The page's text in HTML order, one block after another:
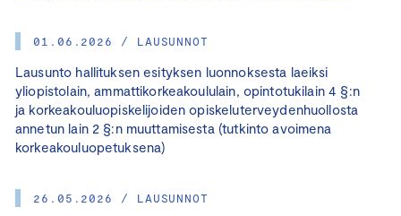
01.06.2026 / LAUSUNNOT
Lausunto hallituksen esityksen luonnoksesta laeiksi
yliopistolain, ammattikorkeakoululain, opintotukilain 4 §:n
ja korkeakouluopiskelijoiden opiskeluterveydenhuollosta
annetun lain 2 §:n muuttamisesta (tutkinto avoimena
korkeakouluopetuksena)
26.05.2026 / LAUSUNNOT